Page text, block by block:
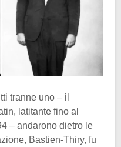
tranne uno – il
latitante fino al
– andarono dietro le
Bastien-Thiry, fu